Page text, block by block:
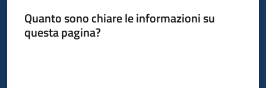
Quanto sono chiare le informazioni su
questa pagina?